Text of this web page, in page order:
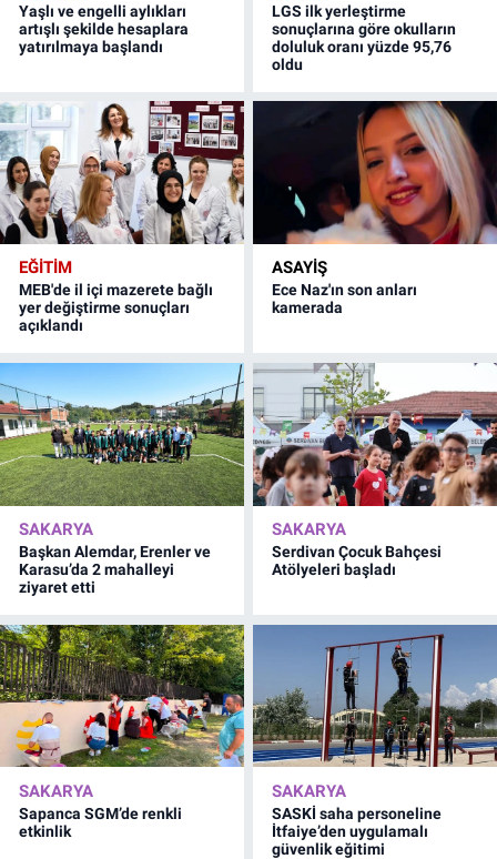
Yaşlı ve engelli aylıkları
artışlı şekilde hesaplara
yatırılmaya başlandı
LGS ilk yerleştirme
sonuçlarına göre okulların
doluluk oranı yüzde 95,76
oldu
EĞİTİM
MEB'de il içi mazerete bağlı
yer değiştirme sonuçları
açıklandı
ASAYİŞ
Ece Naz'ın son anları
kamerada
SAKARYA
Başkan Alemdar, Erenler ve
Karasu’da 2 mahalleyi
ziyaret etti
SAKARYA
Serdivan Çocuk Bahçesi
Atölyeleri başladı
SAKARYA
Sapanca SGM’de renkli
etkinlik
SAKARYA
SASKİ saha personeline
İtfaiye’den uygulamalı
güvenlik eğitimi